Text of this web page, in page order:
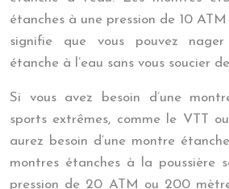
étanches à une pression de 10
signifie que vous pouvez
étanche à l’eau sans vous soucier
Si vous avez besoin d’une
sports extrêmes, comme le VTT
aurez besoin d’une montre
montres étanches à la poussière
pression de 20 ATM ou 200